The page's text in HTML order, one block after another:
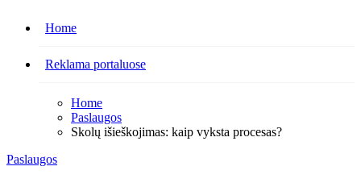
Home
Reklama portaluose
Home
Paslaugos
Skolų išieškojimas: kaip vyksta procesas?
Paslaugos